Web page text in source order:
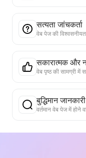
सत्यता जांचकर्ता
सकारात्मक और
बुद्धिमान